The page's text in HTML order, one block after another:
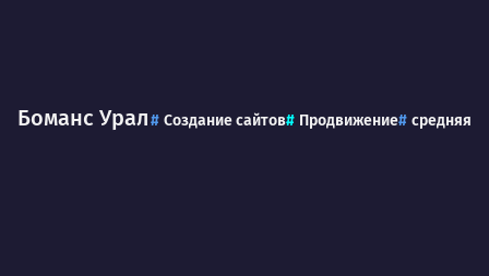
Боманс Урал Создание сайтов Продвижение средняя